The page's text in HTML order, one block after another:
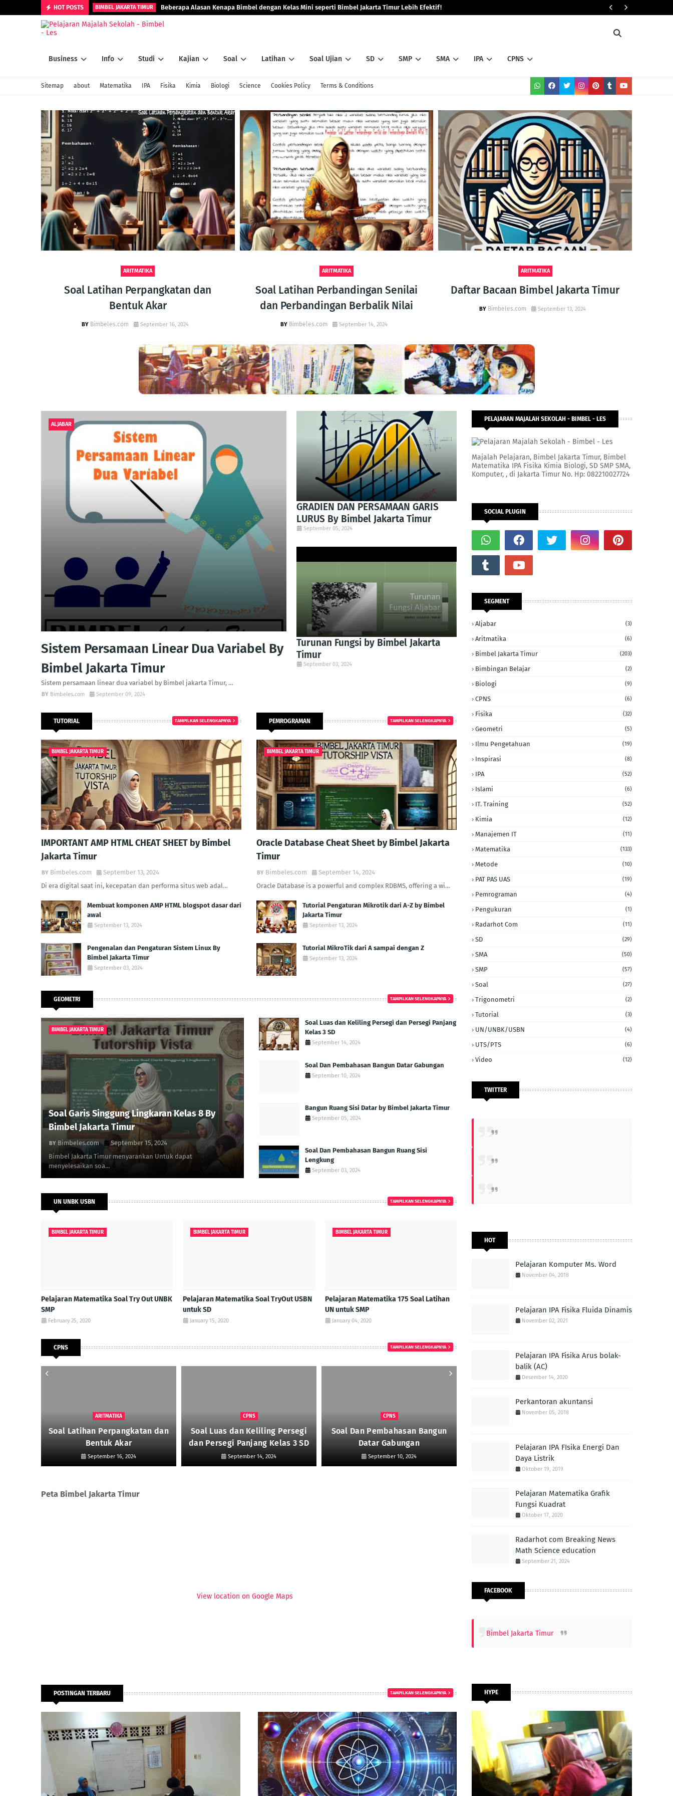
HOT POSTS BIMBEL JAKARTA TIMUR Beberapa Alasan Kenapa Bimbel dengan Kelas Mini seperti Bimbel Jakarta Timur Lebih Efektif!
Business Info Studi Kajian Soal Latihan Soal Ujian SD SMP SMA IPA CPNS
Sitemap about Matematika IPA Fisika Kimia Biologi Science Cookies Policy Terms & Conditions
ARITMATIKA
Soal Latihan Perpangkatan dan
Bentuk Akar
Bimbeles.com September 16, 2024
ARITMATIKA
Soal Latihan Perbandingan Senilai
dan Perbandingan Berbalik Nilai
Bimbeles.com September 14, 2024
ARITMATIKA
Daftar Bacaan Bimbel Jakarta Timur
Bimbeles.com September 13, 2024
ALJABAR
Sistem Persamaan Linear Dua Variabel By
Bimbel Jakarta Timur
Sistem persamaan linear dua variabel by Bimbel jakarta Timur, …
Bimbeles.com September 09, 2024
GRADIEN DAN PERSAMAAN GARIS
LURUS By Bimbel Jakarta Timur
September 05, 2024
Turunan Fungsi by Bimbel Jakarta
Timur
September 03, 2024
TUTORIAL TAMPILKAN SELENGKAPNYA
BIMBEL JAKARTA TIMUR
IMPORTANT AMP HTML CHEAT SHEET by Bimbel
Jakarta Timur
Bimbeles.com
September 13, 2024
Di era digital saat ini, kecepatan dan performa situs web adal…
Membuat komponen AMP HTML blogspot dasar dari
awal
September 13, 2024
Pengenalan dan Pengaturan Sistem Linux By
Bimbel Jakarta Timur
September 03, 2024
PEMROGRAMAN TAMPILKAN SELENGKAPNYA
BIMBEL JAKARTA TIMUR
Oracle Database Cheat Sheet by Bimbel Jakarta
Timur
Bimbeles.com
September 14, 2024
Oracle Database is a powerful and complex RDBMS, offering a wi…
Tutorial Pengaturan Mikrotik dari A-Z by Bimbel
Jakarta Timur
September 13, 2024
Tutorial MikroTik dari A sampai dengan Z
September 13, 2024
GEOMETRI TAMPILKAN SELENGKAPNYA
BIMBEL JAKARTA TIMUR
Soal Garis Singgung Lingkaran Kelas 8 By
Bimbel Jakarta Timur
Bimbeles.com
September 15, 2024
Bimbel Jakarta Timur menyarankan Untuk dapat
menyelesaikan soa…
Soal Luas dan Keliling Persegi dan Persegi Panjang
Kelas 3 SD
September 14, 2024
Soal Dan Pembahasan Bangun Datar Gabungan
September 10, 2024
Bangun Ruang Sisi Datar by Bimbel Jakarta Timur
September 05, 2024
Soal Dan Pembahasan Bangun Ruang Sisi
Lengkung
September 03, 2024
UN UNBK USBN TAMPILKAN SELENGKAPNYA
BIMBEL JAKARTA TIMUR
Pelajaran Matematika Soal Try Out UNBK
SMP
February 25, 2020
BIMBEL JAKARTA TIMUR
Pelajaran Matematika Soal TryOut USBN
untuk SD
January 15, 2020
BIMBEL JAKARTA TIMUR
Pelajaran Matematika 175 Soal Latihan
UN untuk SMP
January 04, 2020
CPNS TAMPILKAN SELENGKAPNYA
ARITMATIKA
Soal Latihan Perpangkatan dan
Bentuk Akar
September 16, 2024
CPNS
Soal Luas dan Keliling Persegi
dan Persegi Panjang Kelas 3 SD
September 14, 2024
CPNS
Soal Dan Pembahasan Bangun
Datar Gabungan
September 10, 2024
BIMBEL JAKARTA TIMUR
Bimbel Jakarta Timur
September 05, 2024
Peta Bimbel Jakarta Timur
View location on Google Maps
POSTINGAN TERBARU TAMPILKAN SELENGKAPNYA
PELAJARAN MAJALAH SEKOLAH - BIMBEL - LES
Majalah Pelajaran, Bimbel Jakarta Timur, Bimbel
Matematika IPA Fisika Kimia Biologi, SD SMP SMA,
Komputer, , di Jakarta Timur No. Hp: 082210027724
SOCIAL PLUGIN
SEGMENT
Aljabar (3)
Aritmatika (6)
Bimbel Jakarta Timur (203)
Bimbingan Belajar (2)
Biologi (9)
CPNS (6)
Fisika (32)
Geometri (5)
Ilmu Pengetahuan (19)
Inspirasi (8)
IPA (52)
Islami (6)
IT. Training (52)
Kimia (12)
Manajemen IT (11)
Matematika (133)
Metode (10)
PAT PAS UAS (19)
Pemrograman (4)
Pengukuran (1)
Radarhot Com (11)
SD (29)
SMA (50)
SMP (57)
Soal (27)
Trigonometri (2)
Tutorial (3)
UN/UNBK/USBN (4)
UTS/PTS (6)
Video (12)
TWITTER
HOT
Pelajaran Komputer Ms. Word
November 04, 2018
Pelajaran IPA Fisika Fluida Dinamis
November 02, 2021
Pelajaran IPA Fisika Arus bolak-
balik (AC)
Desember 14, 2020
Perkantoran akuntansi
November 05, 2018
Pelajaran IPA FIsika Energi Dan
Daya Listrik
Oktober 19, 2019
Pelajaran Matematika Grafik
Fungsi Kuadrat
Oktober 17, 2020
Radarhot com Breaking News
Math Science education
September 21, 2024
FACEBOOK
Bimbel Jakarta Timur
HYPE